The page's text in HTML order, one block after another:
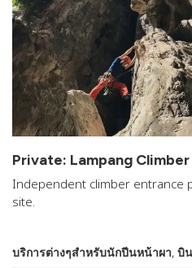
Private: Lampang
Independent climber entrance
site.
บริการต่างๆสำหรับนักปีนหน้าผา, บิ